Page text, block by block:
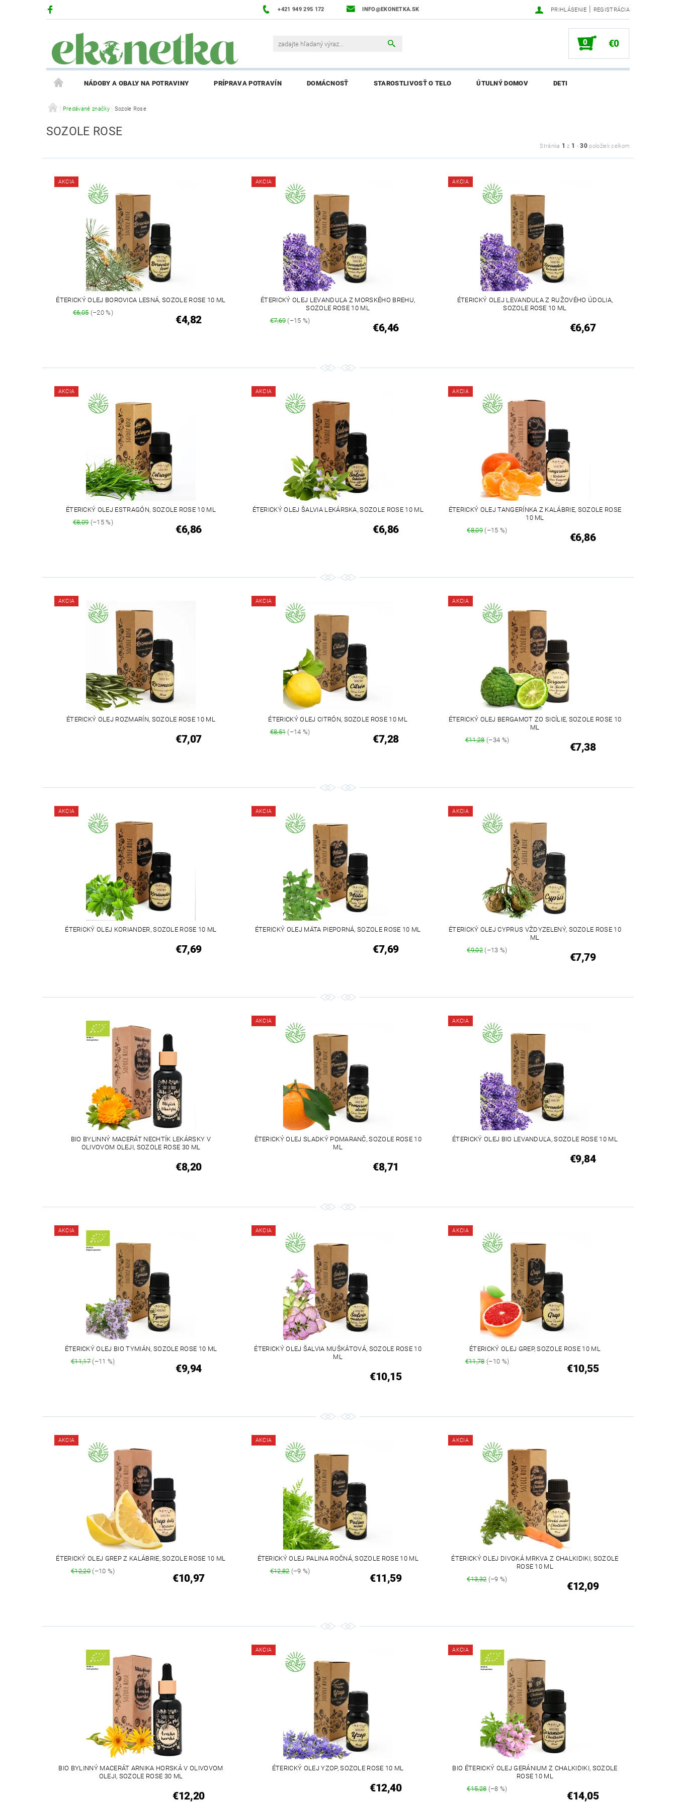
+421 949 295 172 INFO@EKONETKA.SK PRIHLÁSENIE | REGISTRÁCIA
0 €0
NÁDOBY A OBALY NA POTRAVINY PRÍPRAVA POTRAVÍN DOMÁCNOSŤ STAROSTLIVOSŤ O TELO ÚTULNÝ DOMOV DETI
PRODUKTY V ZĽAVE
REGISTRÁCIA AFFILIATE PARTNERA
Predávané značky Sozole Rose
SOZOLE ROSE
Stránka 1 z 1 -30 položiek celkom
AKCIA
ÉTERICKÝ OLEJ BOROVICA LESNÁ, SOZOLE ROSE 10 ML
€6,05(–20 %)
€4,82
AKCIA
ÉTERICKÝ OLEJ LEVANDUĽA Z MORSKÉHO BREHU,
SOZOLE ROSE 10 ML
€7,69(–15 %)
€6,46
AKCIA
ÉTERICKÝ OLEJ LEVANDUĽA Z RUŽOVÉHO ÚDOLIA,
SOZOLE ROSE 10 ML
€6,67
AKCIA
ÉTERICKÝ OLEJ ESTRAGÓN, SOZOLE ROSE 10 ML
€8,09(–15 %)
€6,86
AKCIA
ÉTERICKÝ OLEJ ŠALVIA LEKÁRSKA, SOZOLE ROSE 10 ML
€6,86
AKCIA
ÉTERICKÝ OLEJ TANGERÍNKA Z KALÁBRIE, SOZOLE ROSE
10 ML
€8,09(–15 %)
€6,86
AKCIA
ÉTERICKÝ OLEJ ROZMARÍN, SOZOLE ROSE 10 ML
€7,07
AKCIA
ÉTERICKÝ OLEJ CITRÓN, SOZOLE ROSE 10 ML
€8,51(–14 %)
€7,28
AKCIA
ÉTERICKÝ OLEJ BERGAMOT ZO SICÍLIE, SOZOLE ROSE 10
ML
€11,28(–34 %)
€7,38
AKCIA
ÉTERICKÝ OLEJ KORIANDER, SOZOLE ROSE 10 ML
€7,69
AKCIA
ÉTERICKÝ OLEJ MÄTA PIEPORNÁ, SOZOLE ROSE 10 ML
€7,69
AKCIA
ÉTERICKÝ OLEJ CYPRUS VŽDYZELENÝ, SOZOLE ROSE 10
ML
€9,02(–13 %)
€7,79
BIO BYLINNÝ MACERÁT NECHTÍK LEKÁRSKY V
OLIVOVOM OLEJI, SOZOLE ROSE 30 ML
€8,20
AKCIA
ÉTERICKÝ OLEJ SLADKÝ POMARANČ, SOZOLE ROSE 10
ML
€8,71
AKCIA
ÉTERICKÝ OLEJ BIO LEVANDUĽA, SOZOLE ROSE 10 ML
€9,84
AKCIA
ÉTERICKÝ OLEJ BIO TYMIÁN, SOZOLE ROSE 10 ML
€11,17 (–11 %)
€9,94
AKCIA
ÉTERICKÝ OLEJ ŠALVIA MUŠKÁTOVÁ, SOZOLE ROSE 10
ML
€10,15
AKCIA
ÉTERICKÝ OLEJ GREP, SOZOLE ROSE 10 ML
€11,78(–10 %)
€10,55
AKCIA
ÉTERICKÝ OLEJ GREP Z KALÁBRIE, SOZOLE ROSE 10 ML
€12,20 (–10 %)
€10,97
AKCIA
ÉTERICKÝ OLEJ PALINA ROČNÁ, SOZOLE ROSE 10 ML
€12,82(–9 %)
€11,59
AKCIA
ÉTERICKÝ OLEJ DIVOKÁ MRKVA Z CHALKIDIKI, SOZOLE
ROSE 10 ML
€13,32(–9 %)
€12,09
BIO BYLINNÝ MACERÁT ARNIKA HORSKÁ V OLIVOVOM
OLEJI, SOZOLE ROSE 30 ML
€12,20
AKCIA
ÉTERICKÝ OLEJ YZOP, SOZOLE ROSE 10 ML
€12,40
AKCIA
BIO ÉTERICKÝ OLEJ GERÁNIUM Z CHALKIDIKI, SOZOLE
ROSE 10 ML
€15,28(–8 %)
€14,05